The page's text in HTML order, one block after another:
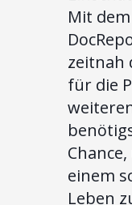
Mit
zeitnah
für die
einem
Leben